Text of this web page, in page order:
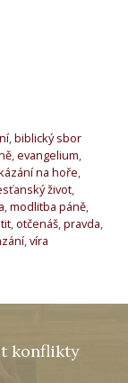
,biblický sbor
,evangelium,
na hoře,
život,
,modlitba páně,
,otčenáš,pravda,
,víra
konflikty